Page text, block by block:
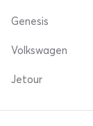
Genesis
Volkswagen
Jetour